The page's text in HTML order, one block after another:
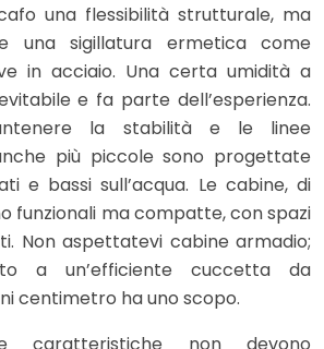
una flessibilità strutturale, ma
una sigillatura ermetica come
in acciaio. Una certa umidità a
e fa parte dell’esperienza.
la stabilità e le linee
più piccole sono progettate
e bassi sull’acqua. Le cabine, di
funzionali ma compatte, con spazi
Non aspettatevi cabine armadio;
a un’efficiente cuccetta da
centimetro ha uno scopo.
caratteristiche non devono